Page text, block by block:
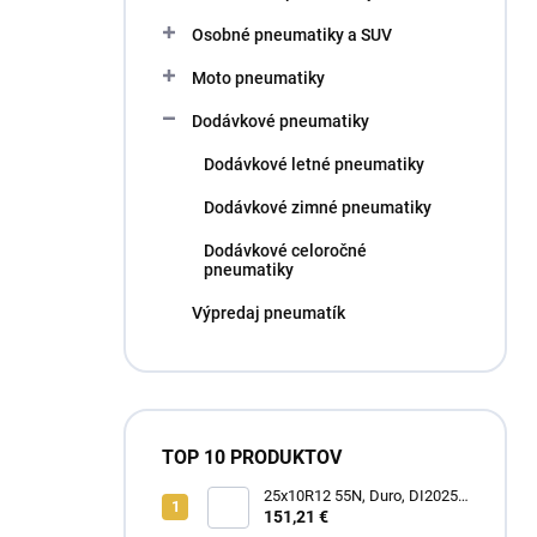
Osobné pneumatiky a SUV
Moto pneumatiky
Dodávkové pneumatiky
Dodávkové letné pneumatiky
Dodávkové zimné pneumatiky
Dodávkové celoročné
pneumatiky
Výpredaj pneumatík
TOP 10 PRODUKTOV
25x10R12 55N, Duro, DI2025
POWER GRIP
151,21 €